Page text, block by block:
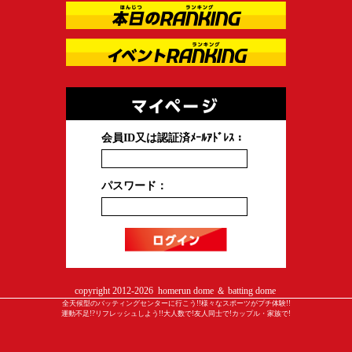
会員ID又は認証済ﾒｰﾙｱﾄﾞﾚｽ：
パスワード：
copyright 2012-2026 homerun dome ＆ batting dome
全天候型のバッティングセンターに行こう!!様々なスポーツがプチ体験!!
運動不足!?リフレッシュしよう!!大人数で!友人同士で!カップル・家族で!